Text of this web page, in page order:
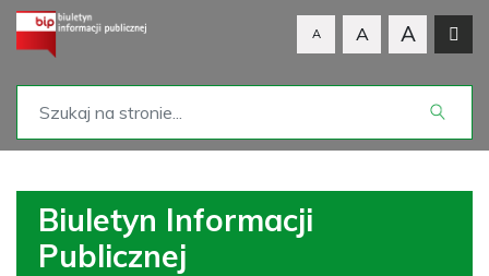
A A A
Biuletyn Informacji
Publicznej